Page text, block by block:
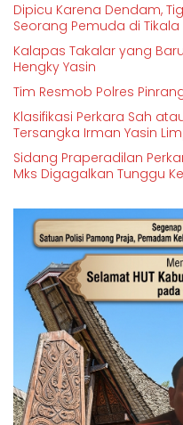
Dipicu Karena Dendam,
Seorang Pemuda di Tikala
Kalapas Takalar yang
Hengky Yasin
Tim Resmob Polres
Klasifikasi Perkara Sah
Tersangka Irman Yasin
Sidang Praperadilan
Mks Digagalkan Tunggu